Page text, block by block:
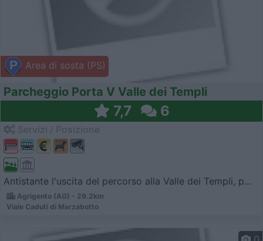
Area di sosta (PS)
Parcheggio Porta V Valle dei Templi
7,7 6
Antistante l'uscita del percorso alla Valle dei Templi, p...
Agrigento (AG) - 29.2km
Viale Caduti di Marzabotto